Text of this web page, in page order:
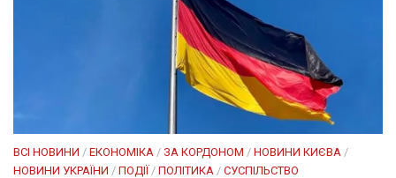
ВСІ НОВИНИ / ЕКОНОМІКА / ЗА КОРДОНОМ / НОВИНИ КИЄВА /
НОВИНИ УКРАЇНИ / ПОДІЇ / ПОЛІТИКА / СУСПІЛЬСТВО